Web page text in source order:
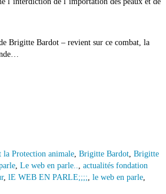
Brigitte Bardot – revient sur ce combat, la
la Protection animale, Brigitte Bardot, Brigitte
, Le web en parle.., actualités fondation
, lE WEB EN PARLE;;;;, le web en parle,